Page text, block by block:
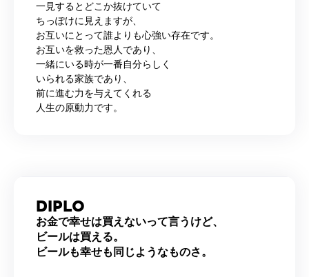
一見するとどこか抜けていて
ちっぽけに見えますが、
お互いにとって誰よりも心強い存在です。
お互いを救った恩人であり、
一緒にいる時が一番自分らしく
いられる家族であり、
前に進む力を与えてくれる
人生の原動力です。
DIPLO
お金で幸せは買えないって言うけど、
ビールは買える。
ビールも幸せも同じようなものさ。